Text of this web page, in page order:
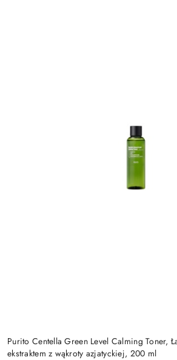
Purito Centella Green Level Calming Toner,
ekstraktem z wąkroty azjatyckiej, 200 ml